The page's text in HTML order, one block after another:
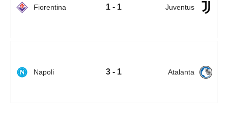
Fiorentina 1 - 1 Juventus
Napoli 3 - 1 Atalanta